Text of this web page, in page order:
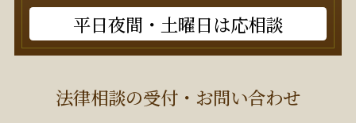
平日夜間・土曜日は応相談
法律相談の受付・お問い合わせ